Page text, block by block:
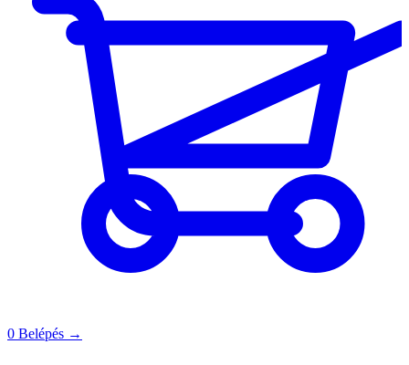
0 Belépés →